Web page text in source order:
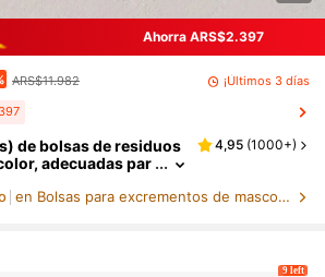
Ahorra ARS$2.397
ARS$11.982 ¡Últimos 3 días
de bolsas de residuos
adecuadas par
4,95 (1000+)
en Bolsas para excrementos de mascotas/Recogedor d
9 left